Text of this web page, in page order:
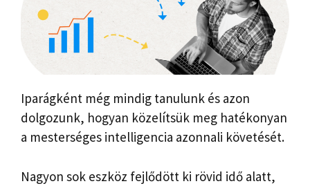
Iparágként még mindig tanulunk és azon
dolgozunk, hogyan közelítsük meg hatékonyan
a mesterséges intelligencia azonnali követését.
Nagyon sok eszköz fejlődött ki rövid idő alatt,